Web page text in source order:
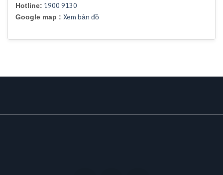
Hotline: 1900 9130
Google map : Xem bản đồ